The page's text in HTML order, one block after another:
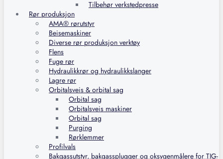
Tilbehør verkstedpresse
Rør produksjon
AMA® rørutstyr
Beisemaskiner
Diverse rør produksjon verktøy
Flens
Fuge rør
Hydraulikkrør og hydraulikkslanger
Lagre rør
Orbitalsveis & orbital sag
Orbital sag
Orbitalsveis maskiner
Orbital sag
Purging
Rørklemmer
Profilvals
Bakgassutstyr, bakgassplugger og oksygenmålere for TIG-